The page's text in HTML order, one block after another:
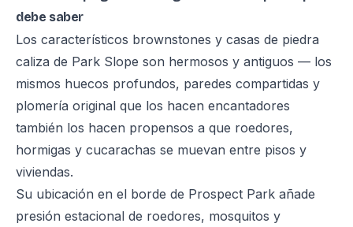
debe saber
Los característicos brownstones y casas de piedra
caliza de Park Slope son hermosos y antiguos — los
mismos huecos profundos, paredes compartidas y
plomería original que los hacen encantadores
también los hacen propensos a que roedores,
hormigas y cucarachas se muevan entre pisos y
viviendas.
Su ubicación en el borde de Prospect Park añade
presión estacional de roedores, mosquitos y